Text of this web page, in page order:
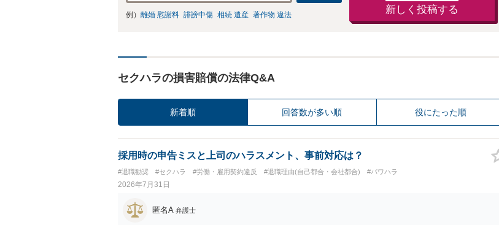
例） 離婚 慰謝料 誹謗中傷 相続 遺産 著作物 違法 新しく投稿する
セクハラの損害賠償の法律Q&A
新着順 回答数が多い順 役にたった順
採用時の申告ミスと上司のハラスメント、事前対応は？
#退職勧奨 #セクハラ #労働・雇用契約違反 #退職理由(自己都合・会社都合) #パワハラ
2026年7月31日
匿名A 弁護士